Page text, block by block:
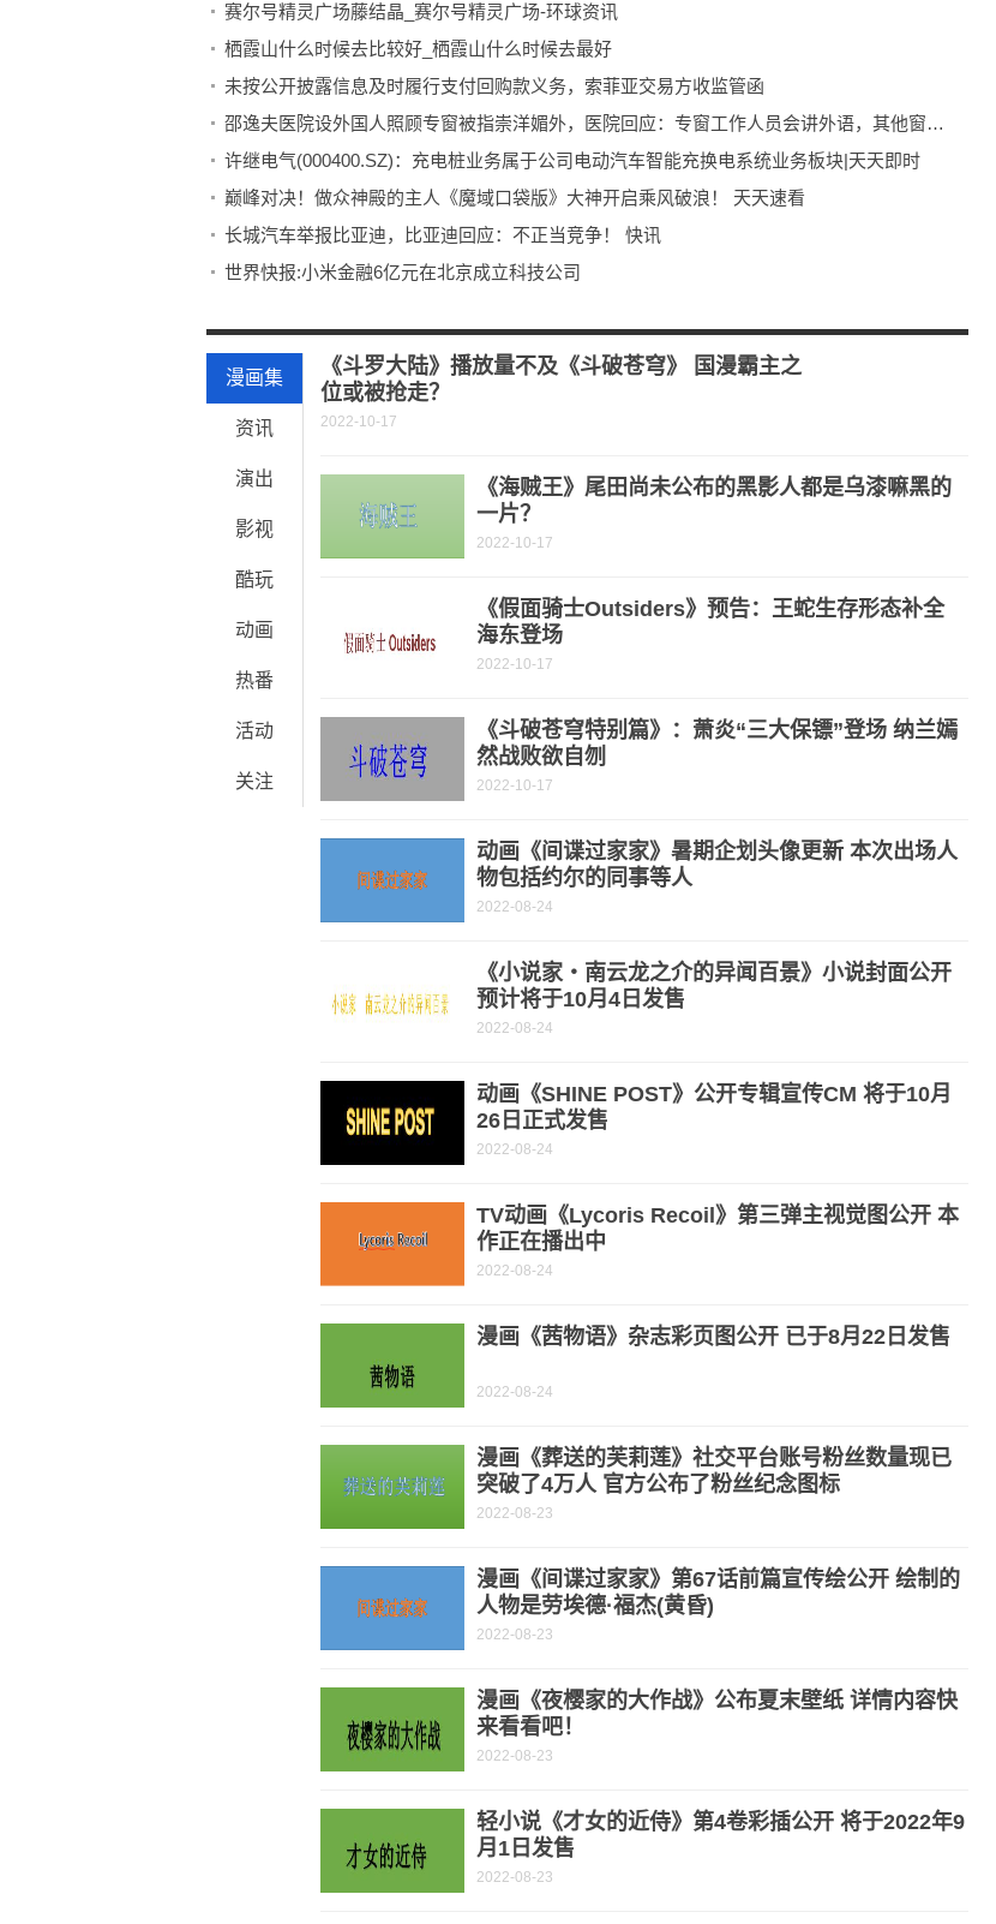
赛尔号精灵广场藤结晶_赛尔号精灵广场-环球资讯
栖霞山什么时候去比较好_栖霞山什么时候去最好
未按公开披露信息及时履行支付回购款义务，索菲亚交易方收监管函
邵逸夫医院设外国人照顾专窗被指崇洋媚外，医院回应：专窗工作人员会讲外语，其他窗口沟通起来不方便|世界播报
许继电气(000400.SZ)：充电桩业务属于公司电动汽车智能充换电系统业务板块|天天即时
巅峰对决！做众神殿的主人《魔域口袋版》大神开启乘风破浪！ 天天速看
长城汽车举报比亚迪，比亚迪回应：不正当竞争！ 快讯
世界快报:小米金融6亿元在北京成立科技公司
漫画集
资讯
演出
影视
酷玩
动画
热番
活动
关注
《斗罗大陆》播放量不及《斗破苍穹》 国漫霸主之
位或被抢走？
2022-10-17
《海贼王》尾田尚未公布的黑影人都是乌漆嘛黑的
一片？
2022-10-17
《假面骑士Outsiders》预告：王蛇生存形态补全
海东登场
2022-10-17
《斗破苍穹特别篇》：萧炎“三大保镖”登场 纳兰嫣
然战败欲自刎
2022-10-17
动画《间谍过家家》暑期企划头像更新 本次出场人
物包括约尔的同事等人
2022-08-24
《小说家・南云龙之介的异闻百景》小说封面公开
预计将于10月4日发售
2022-08-24
动画《SHINE POST》公开专辑宣传CM 将于10月
26日正式发售
2022-08-24
TV动画《Lycoris Recoil》第三弹主视觉图公开 本
作正在播出中
2022-08-24
漫画《茜物语》杂志彩页图公开 已于8月22日发售
2022-08-24
漫画《葬送的芙莉莲》社交平台账号粉丝数量现已
突破了4万人 官方公布了粉丝纪念图标
2022-08-23
漫画《间谍过家家》第67话前篇宣传绘公开 绘制的
人物是劳埃德·福杰(黄昏)
2022-08-23
漫画《夜樱家的大作战》公布夏末壁纸 详情内容快
来看看吧！
2022-08-23
轻小说《才女的近侍》第4卷彩插公开 将于2022年9
月1日发售
2022-08-23